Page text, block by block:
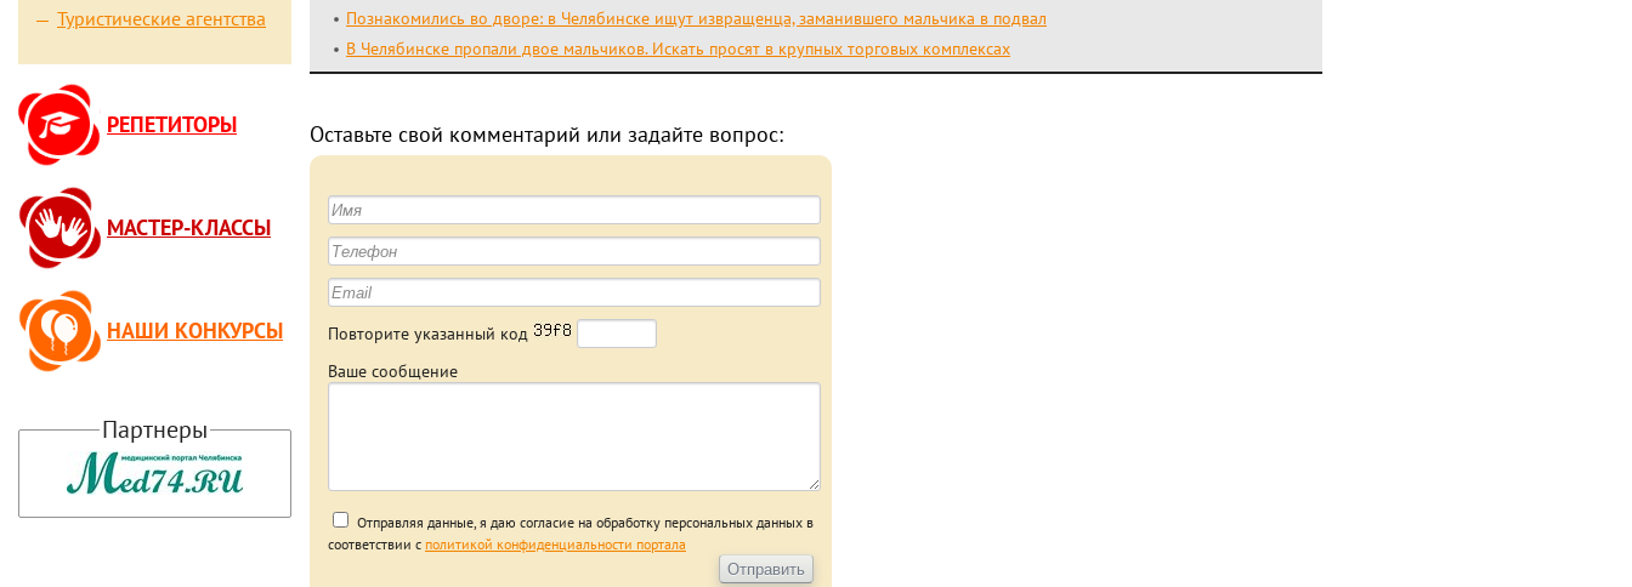
Туристические агентства
РЕПЕТИТОРЫ
МАСТЕР-КЛАССЫ
НАШИ КОНКУРСЫ
Партнеры
Познакомились во дворе: в Челябинске ищут извращенца, заманившего мальчика в подвал
В Челябинске пропали двое мальчиков. Искать просят в крупных торговых комплексах
Оставьте свой комментарий или задайте вопрос:
Повторите указанный код
Ваше сообщение
Отправляя данные, я даю согласие на обработку персональных данных в
соответствии с политикой конфиденциальности портала